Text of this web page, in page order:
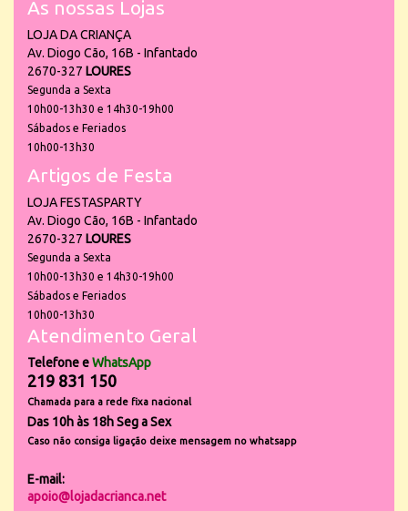
As nossas Lojas
LOJA DA CRIANÇA
Av. Diogo Cão, 16B - Infantado
2670-327 LOURES
Segunda a Sexta
10h00-13h30 e 14h30-19h00
Sábados e Feriados
10h00-13h30
Artigos de Festa
LOJA FESTASPARTY
Av. Diogo Cão, 16B - Infantado
2670-327 LOURES
Segunda a Sexta
10h00-13h30 e 14h30-19h00
Sábados e Feriados
10h00-13h30
Atendimento Geral
Telefone eWhatsApp
219 831 150
Chamada para a rede fixa nacional
Das 10h às 18h Seg a Sex
Caso não consiga ligação deixe mensagem no whatsapp
E-mail:
apoio@lojadacrianca.net